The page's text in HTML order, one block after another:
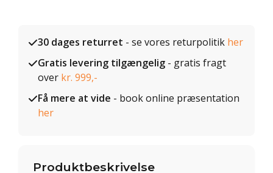
30 dages returret - se vores returpolitik her
Gratis levering tilgængelig - gratis fragt
over kr. 999,-
Få mere at vide - book online præsentation
her
Produktbeskrivelse